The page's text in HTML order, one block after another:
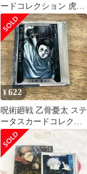
ードコレクション 虎杖
宿儺 脹相 七海 4枚セッ
ト
¥622
呪術廻戦 乙骨憂太 ステ
ータスカードコレクシ
ョン